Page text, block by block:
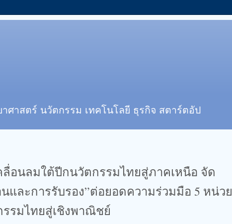
าศาสตร์ นวัตกรรม เทคโนโลยี ธุรกิจ สตาร์ตอัป
ลื่อนลมใต้ปีกนวัตกรรมไทยสู่ภาคเหนือ จัด
และการรับรอง”ต่อยอดความร่วมมือ 5 หน่วย
รมไทยสู่เชิงพาณิชย์